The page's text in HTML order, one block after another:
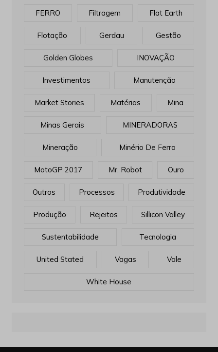
FERRO Filtragem Flat Earth
Flotação Gerdau Gestão
Golden Globes INOVAÇÃO
Investimentos Manutenção
Market Stories Matérias Mina
Minas Gerais MINERADORAS
Mineração Minério De Ferro
MotoGP 2017 Mr. Robot Ouro
Outros Processos Produtividade
Produção Rejeitos Sillicon Valley
Sustentabilidade Tecnologia
United Stated Vagas Vale
White House